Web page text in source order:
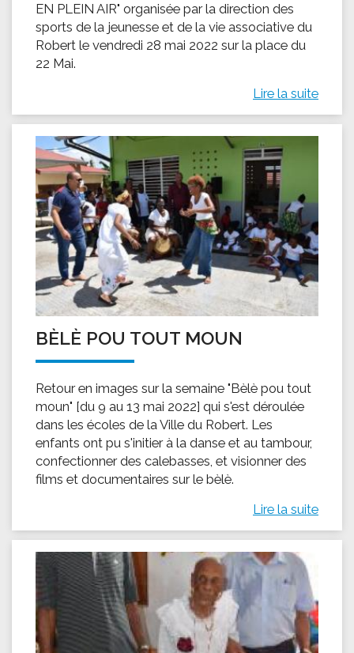
EN PLEIN AIR" organisée par la direction des
sports de la jeunesse et de la vie associative du
Robert le vendredi 28 mai 2022 sur la place du
22 Mai.
Lire la suite
BÈLÈ POU TOUT MOUN
Retour en images sur la semaine "Bèlè pou tout
moun" [du 9 au 13 mai 2022] qui s'est déroulée
dans les écoles de la Ville du Robert. Les
enfants ont pu s'initier à la danse et au tambour,
confectionner des calebasses, et visionner des
films et documentaires sur le bèlè.
Lire la suite